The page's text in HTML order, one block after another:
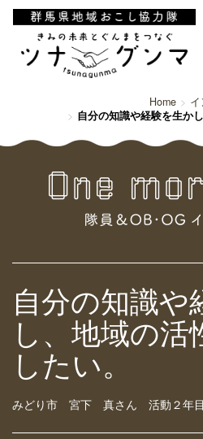
Home
自分の知識や経験を生か
自分の知識や
し、地域の活
したい。
みどり市 宮下 真さん 活動２年目